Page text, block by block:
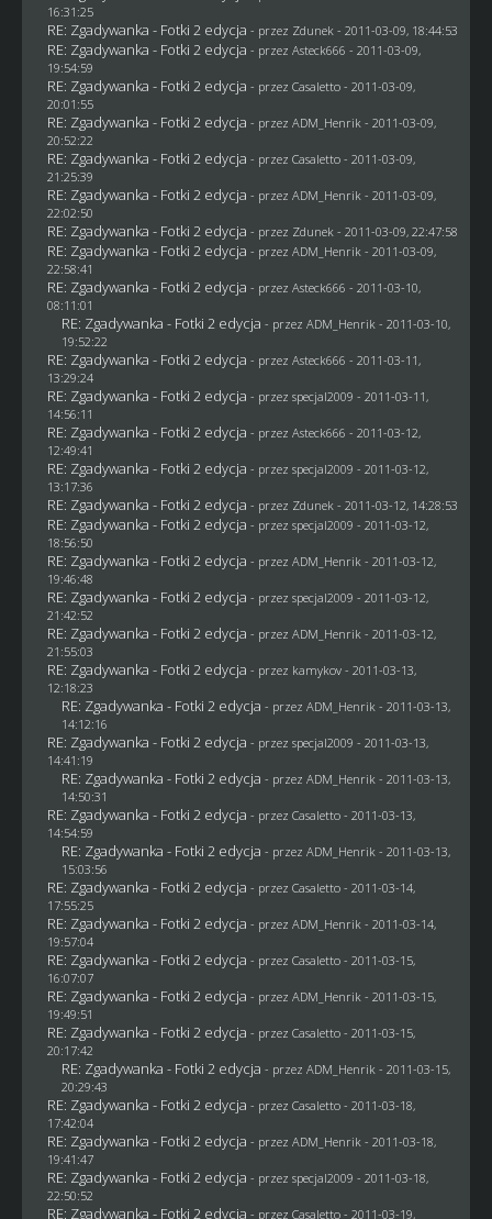
16:31:25
RE: Zgadywanka - Fotki 2 edycja - przez Zdunek- 2011-03-09, 18:44:53
RE: Zgadywanka - Fotki 2 edycja - przez Asteck666 - 2011-03-09,
19:54:59
RE: Zgadywanka - Fotki 2 edycja - przez Casaletto- 2011-03-09,
20:01:55
RE: Zgadywanka - Fotki 2 edycja - przez ADM_Henrik- 2011-03-09,
20:52:22
RE: Zgadywanka - Fotki 2 edycja - przez Casaletto- 2011-03-09,
21:25:39
RE: Zgadywanka - Fotki 2 edycja - przez ADM_Henrik- 2011-03-09,
22:02:50
RE: Zgadywanka - Fotki 2 edycja - przez Zdunek- 2011-03-09, 22:47:58
RE: Zgadywanka - Fotki 2 edycja - przez ADM_Henrik- 2011-03-09,
22:58:41
RE: Zgadywanka - Fotki 2 edycja - przez Asteck666 - 2011-03-10,
08:11:01
RE: Zgadywanka - Fotki 2 edycja - przez ADM_Henrik- 2011-03-10,
19:52:22
RE: Zgadywanka - Fotki 2 edycja - przez Asteck666 - 2011-03-11,
13:29:24
RE: Zgadywanka - Fotki 2 edycja - przez specjal2009 - 2011-03-11,
14:56:11
RE: Zgadywanka - Fotki 2 edycja - przez Asteck666 - 2011-03-12,
12:49:41
RE: Zgadywanka - Fotki 2 edycja - przez specjal2009 - 2011-03-12,
13:17:36
RE: Zgadywanka - Fotki 2 edycja - przez Zdunek- 2011-03-12, 14:28:53
RE: Zgadywanka - Fotki 2 edycja - przez specjal2009 - 2011-03-12,
18:56:50
RE: Zgadywanka - Fotki 2 edycja - przez ADM_Henrik- 2011-03-12,
19:46:48
RE: Zgadywanka - Fotki 2 edycja - przez specjal2009 - 2011-03-12,
21:42:52
RE: Zgadywanka - Fotki 2 edycja - przez ADM_Henrik- 2011-03-12,
21:55:03
RE: Zgadywanka - Fotki 2 edycja - przez kamykov- 2011-03-13,
12:18:23
RE: Zgadywanka - Fotki 2 edycja - przez ADM_Henrik- 2011-03-13,
14:12:16
RE: Zgadywanka - Fotki 2 edycja - przez specjal2009 - 2011-03-13,
14:41:19
RE: Zgadywanka - Fotki 2 edycja - przez ADM_Henrik- 2011-03-13,
14:50:31
RE: Zgadywanka - Fotki 2 edycja - przez Casaletto- 2011-03-13,
14:54:59
RE: Zgadywanka - Fotki 2 edycja - przez ADM_Henrik- 2011-03-13,
15:03:56
RE: Zgadywanka - Fotki 2 edycja - przez Casaletto- 2011-03-14,
17:55:25
RE: Zgadywanka - Fotki 2 edycja - przez ADM_Henrik- 2011-03-14,
19:57:04
RE: Zgadywanka - Fotki 2 edycja - przez Casaletto- 2011-03-15,
16:07:07
RE: Zgadywanka - Fotki 2 edycja - przez ADM_Henrik- 2011-03-15,
19:49:51
RE: Zgadywanka - Fotki 2 edycja - przez Casaletto- 2011-03-15,
20:17:42
RE: Zgadywanka - Fotki 2 edycja - przez ADM_Henrik- 2011-03-15,
20:29:43
RE: Zgadywanka - Fotki 2 edycja - przez Casaletto- 2011-03-18,
17:42:04
RE: Zgadywanka - Fotki 2 edycja - przez ADM_Henrik- 2011-03-18,
19:41:47
RE: Zgadywanka - Fotki 2 edycja - przez specjal2009 - 2011-03-18,
22:50:52
RE: Zgadywanka - Fotki 2 edycja - przez Casaletto- 2011-03-19,